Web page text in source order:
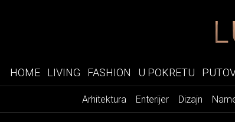
HOME LIVING FASHION U POKRETU
Arhitektura Enterijer Dizajn